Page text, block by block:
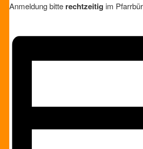
Anmeldung bitte rechtzeitig im